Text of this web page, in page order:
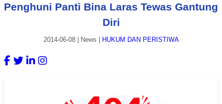
Penghuni Panti Bina Laras Tewas Gantung
Diri
2014-06-08| News HUKUM DAN PERISTIWA